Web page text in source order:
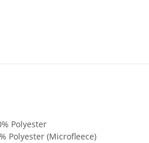
Polyester
Polyester (Microfleece)